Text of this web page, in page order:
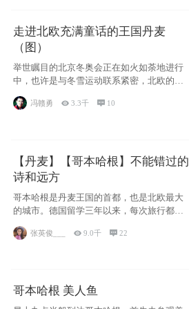
走进北欧充满童话的王国丹麦
（图）
举世瞩目的北京冬奥会正在如火如荼地进行
中，也许是与冬雪运动联系紧密，北欧的一
些国家因
冯赣勇 3.3千  10
【丹麦】【哥本哈根】不能错过的
诗和远方
哥本哈根是丹麦王国的首都，也是北欧最大
的城市。德国留学三年以来，每次旅行都是
张英俊___ 9.0千 22
哥本哈根 美人鱼